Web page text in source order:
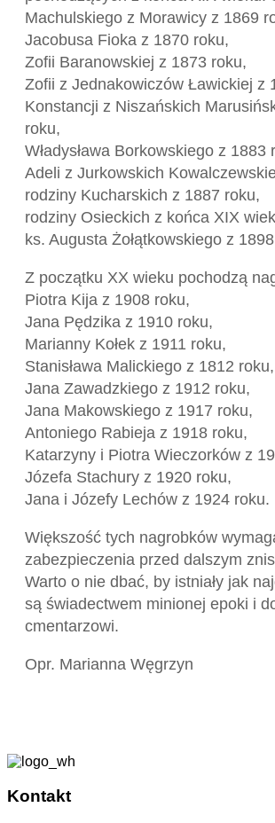
Machulskiego z Morawicy z 1869
Jacobusa Fioka z 1870 roku,
Zofii Baranowskiej z 1873 roku,
Zofii z Jednakowiczów Ławickiej z
Konstancji z Niszańskich
roku,
Władysława Borkowskiego z 1883
Adeli z Jurkowskich
rodziny Kucharskich z 1887 roku,
rodziny Osieckich z końca XIX
ks. Augusta Żołątkowskiego z
Z początku XX wieku pochodzą
Piotra Kija z 1908 roku,
Jana Pędzika z 1910 roku,
Marianny Kołek z 1911 roku,
Stanisława Malickiego z 1812 roku,
Jana Zawadzkiego z 1912 roku,
Jana Makowskiego z 1917 roku,
Antoniego Rabieja z 1918 roku,
Katarzyny i Piotra Wieczorków z
Józefa Stachury z 1920 roku,
Jana i Józefy Lechów z 1924 roku.
Większość tych nagrobków
zabezpieczenia przed dalszym
Warto o nie dbać, by istniały jak
są świadectwem minionej epoki i
cmentarzowi.
Opr. Marianna Węgrzyn
Kontakt